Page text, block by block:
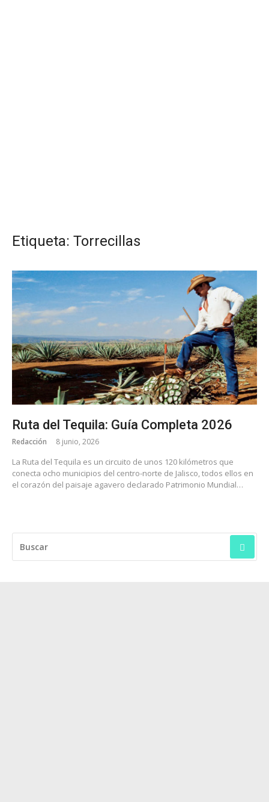
Etiqueta: Torrecillas
Ruta del Tequila: Guía Completa 2026
Redacción 8 junio, 2026
La Ruta del Tequila es un circuito de unos 120 kilómetros que
conecta ocho municipios del centro-norte de Jalisco, todos ellos en
el corazón del paisaje agavero declarado Patrimonio Mundial…